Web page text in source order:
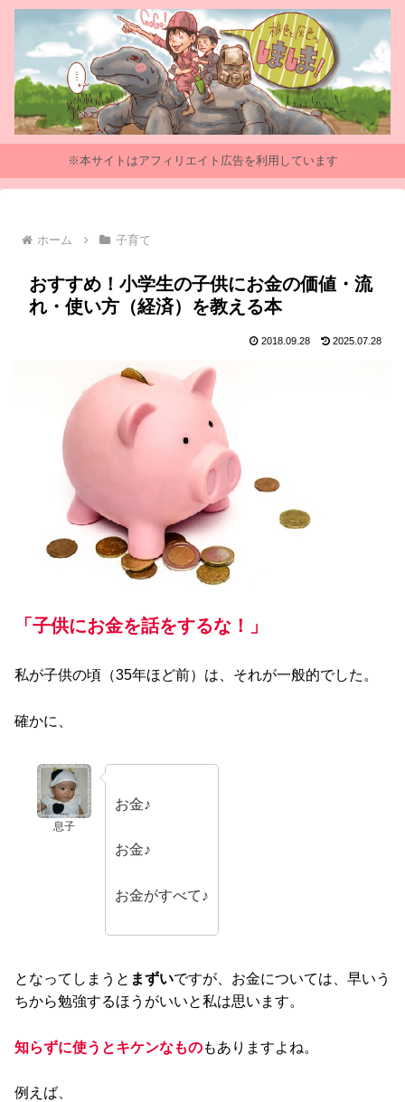
※本サイトはアフィリエイト広告を利用しています
ホーム 子育て
おすすめ！小学生の子供にお金の価値・流
れ・使い方（経済）を教える本
2018.09.28 2025.07.28
「子供にお金を話をするな！」
私が子供の頃（35年ほど前）は、それが一般的でした。
確かに、
息子
お金♪
お金♪
お金がすべて♪
となってしまうと まずいですが、お金については、早いう
ちから勉強するほうがいいと私は思います。
知らずに使うとキケンなものもありますよね。
例えば、